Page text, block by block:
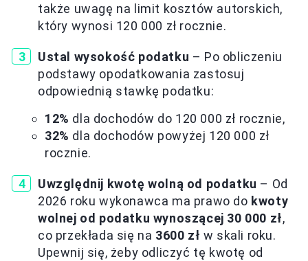
także uwagę na limit kosztów autorskich,
który wynosi 120 000 zł rocznie.
Ustal wysokość podatku – Po obliczeniu
podstawy opodatkowania zastosuj
odpowiednią stawkę podatku:
12% dla dochodów do 120 000 zł rocznie,
32% dla dochodów powyżej 120 000 zł
rocznie.
Uwzględnij kwotę wolną od podatku – Od
2026 roku wykonawca ma prawo do kwoty
wolnej od podatku wynoszącej 30 000 zł,
co przekłada się na 3600 zł w skali roku.
Upewnij się, żeby odliczyć tę kwotę od